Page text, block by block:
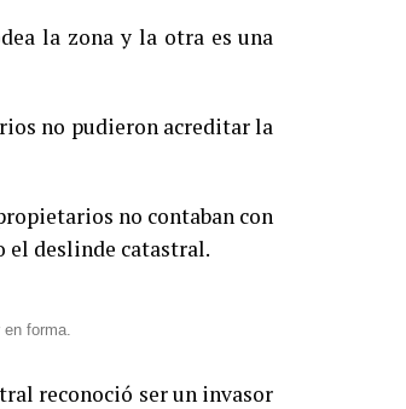
la zona y la otra es una
no pudieron acreditar la
no contaban con
el deslinde catastral.
forma.
reconoció ser un invasor